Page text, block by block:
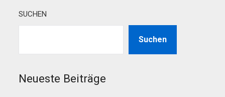
SUCHEN
Suchen
Neueste Beiträge